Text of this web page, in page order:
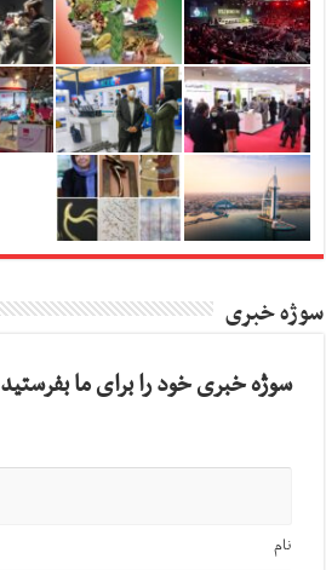
سوژه خبری
سوژه خبری خود را برای ما بفرستید
نام